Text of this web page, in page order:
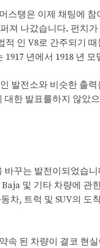
스탱은 이제 채팅에
져 나갔습니다. 펀치
인 V8로 간주되기
년에서 1918 년
발전소와 비슷한 출
대한 발표를하지 않았
꾸는 발전이되었습
및 기타 차량에 관
차, 트럭 및 SUV의 도
된 차량이 결코 현